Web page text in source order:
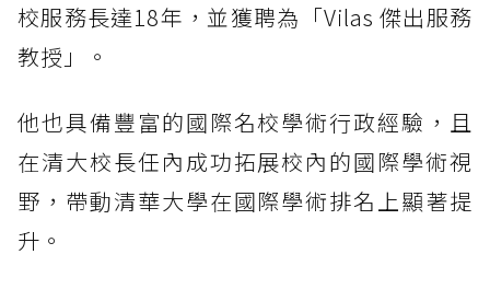
校服務長達18年，並獲聘為「Vilas 傑出服務
教授」。
他也具備豐富的國際名校學術行政經驗，且
在清大校長任內成功拓展校內的國際學術視
野，帶動清華大學在國際學術排名上顯著提
升。